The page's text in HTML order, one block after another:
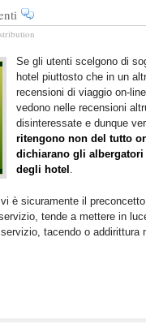
Se gli utenti scelgono di
hotel piuttosto che in un
recensioni di viaggio on-
vedono nelle recensioni
disinteressate e dunque
ritengono non del tutto
dichiarano gli
degli hotel .
è sicuramente il
tende a mettere in
tacendo o addirittura